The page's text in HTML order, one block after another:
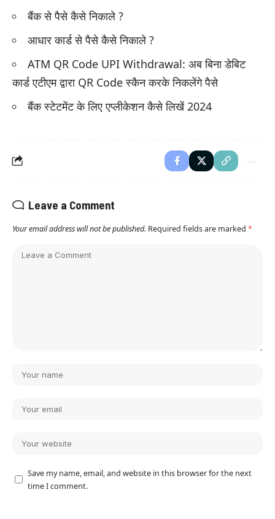
बैंक से पैसे कैसे निकाले ?
आधार कार्ड से पैसे कैसे निकाले ?
ATM QR Code UPI Withdrawal: अब बिना डेबिट
कार्ड एटीएम द्वारा QR Code स्कैन करके निकलेंगे पैसे
बैंक स्टेटमेंट के लिए एप्लीकेशन कैसे लिखें 2024
Leave a Comment
Your email address will not be published. Required fields are marked *
Save my name, email, and website in this browser for the next
time I comment.